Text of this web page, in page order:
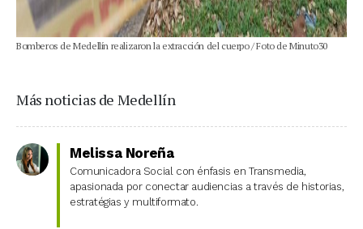
Bomberos de Medellín realizaron la extracción del cuerpo / Foto de Minuto30
Más noticias de Medellín
Melissa Noreña
Comunicadora Social con énfasis en Transmedia,
apasionada por conectar audiencias a través de historias,
estratégias y multiformato.